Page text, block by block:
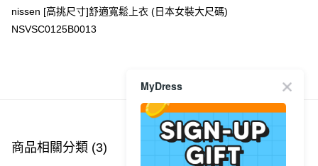
PayMe
WeChat Pay
每筆HK$40.00，滿HK$350.00或以上免運費
每筆HK$40.00，滿HK$350.00或以上免運費
nissen [高挑尺寸]舒適寬鬆上衣 (日本女裝大尺碼)
NSVSC0125B0013
商品推薦
商品相關分類 (3)
MyDress